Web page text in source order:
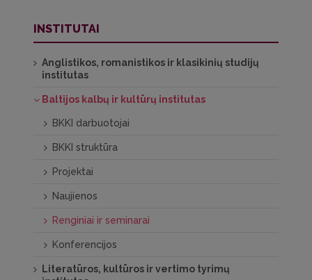
INSTITUTAI
Anglistikos, romanistikos ir klasikinių studijų
institutas
Baltijos kalbų ir kultūrų institutas
BKKI darbuotojai
BKKI struktūra
Projektai
Naujienos
Renginiai ir seminarai
Konferencijos
Literatūros, kultūros ir vertimo tyrimų